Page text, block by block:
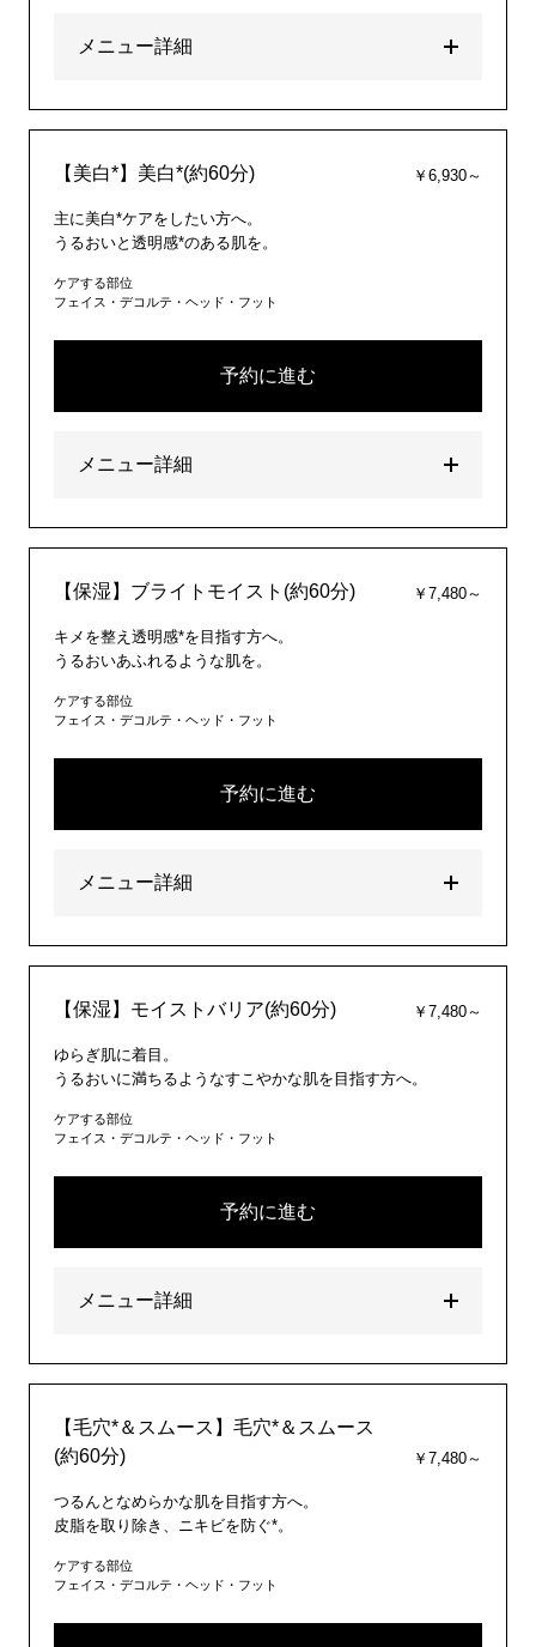
メニュー詳細
【美白*】美白*(約60分) ￥6,930～
主に美白*ケアをしたい方へ。
うるおいと透明感*のある肌を。
ケアする部位
フェイス・デコルテ・ヘッド・フット
予約に進む
メニュー詳細
【保湿】ブライトモイスト(約60分) ￥7,480～
キメを整え透明感*を目指す方へ。
うるおいあふれるような肌を。
ケアする部位
フェイス・デコルテ・ヘッド・フット
予約に進む
メニュー詳細
【保湿】モイストバリア(約60分) ￥7,480～
ゆらぎ肌に着目。
うるおいに満ちるようなすこやかな肌を目指す方へ。
ケアする部位
フェイス・デコルテ・ヘッド・フット
予約に進む
メニュー詳細
【毛穴*＆スムース】毛穴*＆スムース
(約60分)
￥7,480～
つるんとなめらかな肌を目指す方へ。
皮脂を取り除き、ニキビを防ぐ*。
ケアする部位
フェイス・デコルテ・ヘッド・フット